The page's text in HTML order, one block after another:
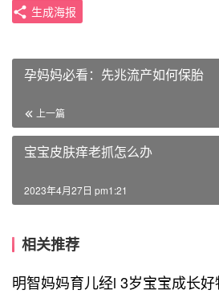
生成海报
孕妈妈必看：先兆流产如何保胎
上一篇
宝宝皮肤痒老抓怎么办
2023年4月27日 pm1:21
相关推荐
明智妈妈育儿经l 3岁宝宝成长好